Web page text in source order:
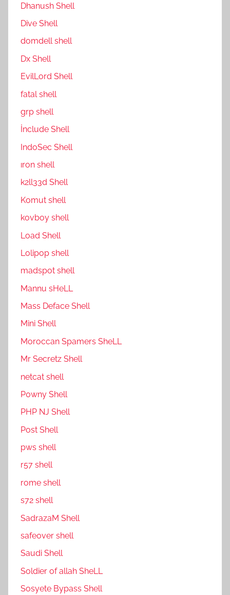
Dhanush Shell
Dive Shell
domdell shell
Dx Shell
EvilLord Shell
fatal shell
grp shell
İnclude Shell
IndoSec Shell
ıron shell
k2ll33d Shell
Komut shell
kovboy shell
Load Shell
Lolipop shell
madspot shell
Mannu sHeLL
Mass Deface Shell
Mini Shell
Moroccan Spamers SheLL
Mr Secretz Shell
netcat shell
P0wny Shell
PHP NJ Shell
Post Shell
pws shell
r57 shell
rome shell
s72 shell
SadrazaM Shell
safe0ver shell
Saudi Shell
Soldier of allah SheLL
Sosyete Bypass Shell